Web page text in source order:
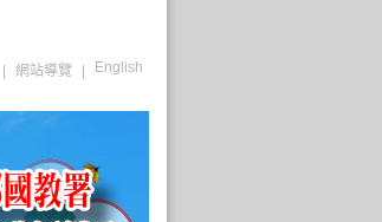
網站導覽 English